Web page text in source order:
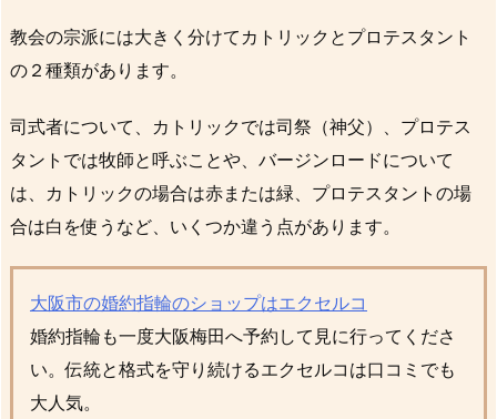
教会の宗派には大きく分けてカトリックとプロテスタント
の２種類があります。
司式者について、カトリックでは司祭（神父）、プロテス
タントでは牧師と呼ぶことや、バージンロードについて
は、カトリックの場合は赤または緑、プロテスタントの場
合は白を使うなど、いくつか違う点があります。
大阪市の婚約指輪のショップはエクセルコ
婚約指輪も一度大阪梅田へ予約して見に行ってくださ
い。伝統と格式を守り続けるエクセルコは口コミでも
大人気。